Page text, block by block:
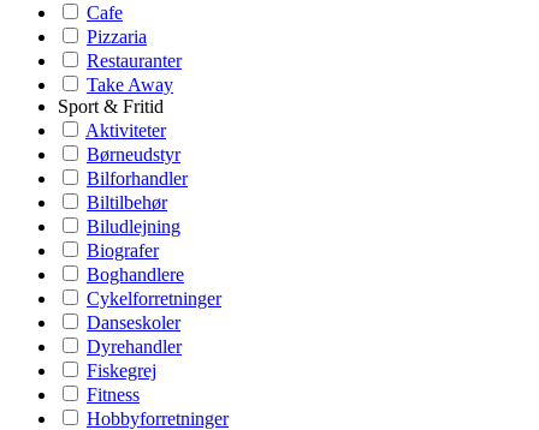
Cafe
Pizzaria
Restauranter
Take Away
Sport & Fritid
Aktiviteter
Børneudstyr
Bilforhandler
Biltilbehør
Biludlejning
Biografer
Boghandlere
Cykelforretninger
Danseskoler
Dyrehandler
Fiskegrej
Fitness
Hobbyforretninger